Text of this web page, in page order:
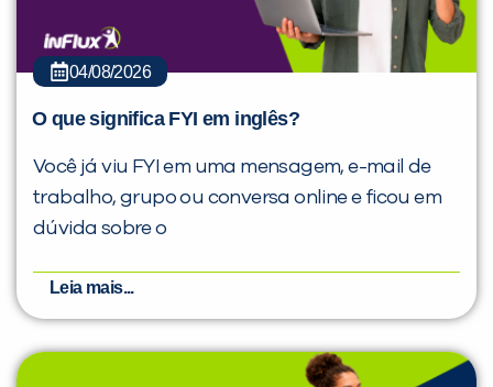
04/08/2026
O que significa FYI em inglês?
Você já viu FYI em uma mensagem, e-mail de
trabalho, grupo ou conversa online e ficou em
dúvida sobre o
Leia mais...